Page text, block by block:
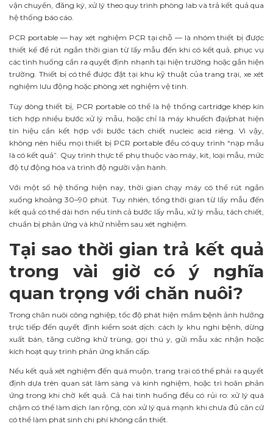
vận chuyển, đăng ký, xử lý theo quy trình phòng lab và trả kết quả qua
hệ thống báo cáo.
PCR portable — hay xét nghiệm PCR tại chỗ — là nhóm thiết bị được
thiết kế để rút ngắn thời gian từ lấy mẫu đến khi có kết quả, phục vụ
các tình huống cần ra quyết định nhanh tại hiện trường hoặc gần hiện
trường. Thiết bị có thể được đặt tại khu kỹ thuật của trang trại, xe xét
nghiệm lưu động hoặc phòng xét nghiệm vệ tinh.
Tùy dòng thiết bị, PCR portable có thể là hệ thống cartridge khép kín
tích hợp nhiều bước xử lý mẫu, hoặc chỉ là máy khuếch đại/phát hiện
tín hiệu cần kết hợp với bước tách chiết nucleic acid riêng. Vì vậy,
không nên hiểu mọi thiết bị PCR portable đều có quy trình “nạp mẫu
là có kết quả”. Quy trình thực tế phụ thuộc vào máy, kit, loại mẫu, mức
độ tự động hóa và trình độ người vận hành.
Với một số hệ thống hiện nay, thời gian chạy máy có thể rút ngắn
xuống khoảng 30–90 phút. Tuy nhiên, tổng thời gian từ lấy mẫu đến
kết quả có thể dài hơn nếu tính cả bước lấy mẫu, xử lý mẫu, tách chiết,
chuẩn bị phản ứng và khử nhiễm sau xét nghiệm.
Tại sao thời gian trả kết quả
trong vài giờ có ý nghĩa
quan trọng với chăn nuôi?
Trong chăn nuôi công nghiệp, tốc độ phát hiện mầm bệnh ảnh hưởng
trực tiếp đến quyết định kiểm soát dịch: cách ly khu nghi bệnh, dừng
xuất bán, tăng cường khử trùng, gọi thú y, gửi mẫu xác nhận hoặc
kích hoạt quy trình phản ứng khẩn cấp.
Nếu kết quả xét nghiệm đến quá muộn, trang trại có thể phải ra quyết
định dựa trên quan sát lâm sàng và kinh nghiệm, hoặc trì hoãn phản
ứng trong khi chờ kết quả. Cả hai tình huống đều có rủi ro: xử lý quá
chậm có thể làm dịch lan rộng, còn xử lý quá mạnh khi chưa đủ căn cứ
có thể làm phát sinh chi phí không cần thiết.